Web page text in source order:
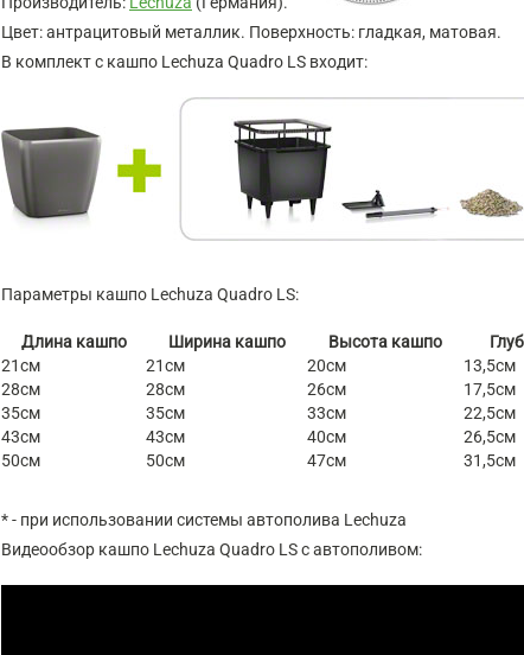
Цвет: антрацитовый металлик. Поверхность: гладкая, матовая.
В комплект с кашпо Lechuza Quadro LS входит:
Параметры кашпо Lechuza Quadro LS:
Длина кашпо Ширина кашпо Высота кашпо
21см
21см 20см 13,5см
28см
28см 26см 17,5см
35см
35см 33см 22,5см
43см
43см 40см 26,5см
50см
50см 47см 31,5см
* - при использовании системы автополива Lechuza
Видеообзор кашпо Lechuza Quadro LS с автополивом: